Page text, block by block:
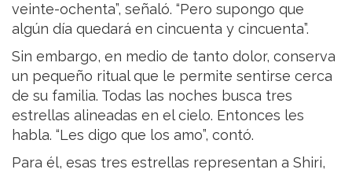
veinte-ochenta”, señaló. “Pero supongo que
algún día quedará en cincuenta y cincuenta”.
Sin embargo, en medio de tanto dolor, conserva
un pequeño ritual que le permite sentirse cerca
de su familia. Todas las noches busca tres
estrellas alineadas en el cielo. Entonces les
habla. “Les digo que los amo”, contó.
Para él, esas tres estrellas representan a Shiri,